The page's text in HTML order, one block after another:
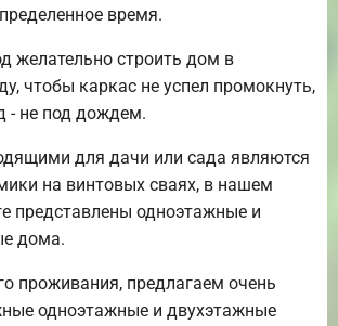
время.
желательно строить дом в
чтобы каркас не успел промокнуть,
- не под дождем.
для дачи или сада являются
на винтовых сваях, в нашем
представлены одноэтажные и
дома.
проживания, предлагаем очень
одноэтажные и двухэтажные